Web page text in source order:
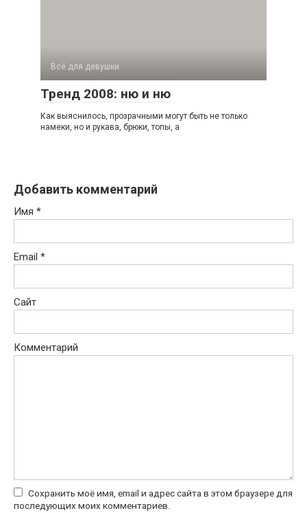
Всё для девушки
Тренд 2008: ню и ню
Как выяснилось, прозрачными могут быть не только
намеки, но и рукава, брюки, топы, а
Добавить комментарий
Имя *
Email *
Сайт
Комментарий
Сохранить моё имя, email и адрес сайта в этом браузере для
последующих моих комментариев.